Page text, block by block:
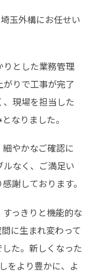
玉外構にお任せい
りとした業務管理
りで工事が完了
、現場を担当した
なりました。
やかなご確認に
なく、ご満足い
謝しております。
っきりと機能的な
に生まれ変わって
た。新しくなった
をより豊かに、よ